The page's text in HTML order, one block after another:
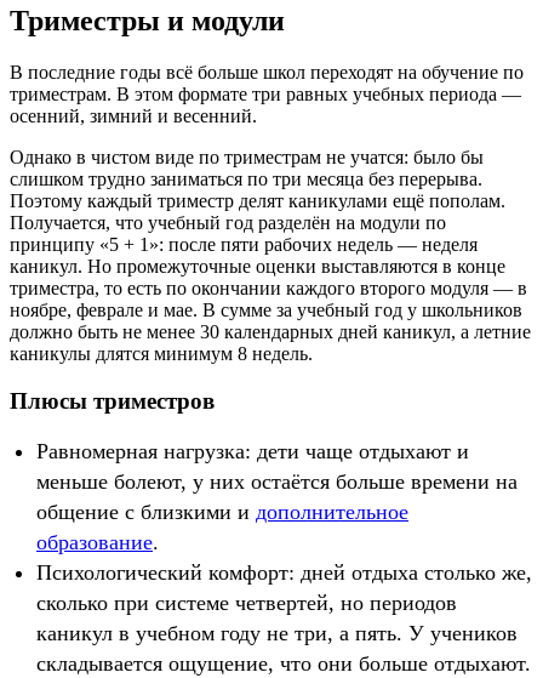
Триместры и модули
В последние годы всё больше школ переходят на обучение по
триместрам. В этом формате три равных учебных периода —
осенний, зимний и весенний.
Однако в чистом виде по триместрам не учатся: было бы
слишком трудно заниматься по три месяца без перерыва.
Поэтому каждый триместр делят каникулами ещё пополам.
Получается, что учебный год разделён на модули по
принципу «5 + 1»: после пяти рабочих недель — неделя
каникул. Но промежуточные оценки выставляются в конце
триместра, то есть по окончании каждого второго модуля — в
ноябре, феврале и мае. В сумме за учебный год у школьников
должно быть не менее 30 календарных дней каникул, а летние
каникулы длятся минимум 8 недель.
Плюсы триместров
Равномерная нагрузка: дети чаще отдыхают и
меньше болеют, у них остаётся больше времени на
общение с близкими и дополнительное
образование.
Психологический комфорт: дней отдыха столько же,
сколько при системе четвертей, но периодов
каникул в учебном году не три, а пять. У учеников
складывается ощущение, что они больше отдыхают.